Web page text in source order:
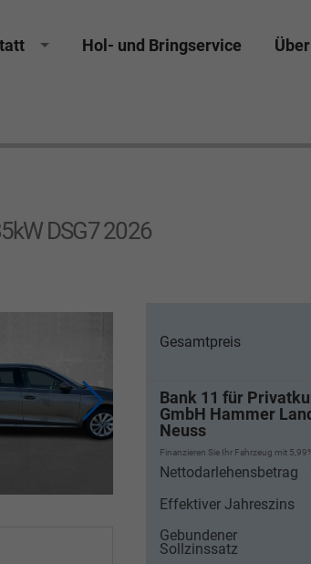
Leasing Neuwagen
Hol- und Bringservice
DSG7 2026
Gesamtpreis
Bank 11 für
GmbH Hammer
Neuss
Finanzieren Sie Ihr Fahrzeug mit
Nettodarlehensbetrag
Effektiver Jahreszins
Gebundener
Sollzinssatz